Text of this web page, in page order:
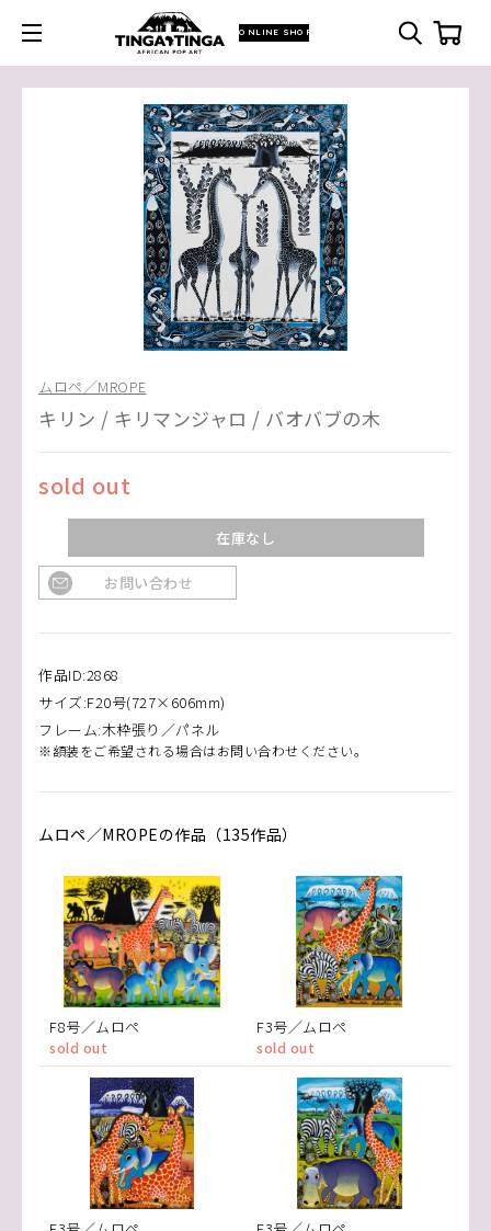
ONLINE SHOP
ムロペ／MROPE
キリン / キリマンジャロ / バオバブの木
sold out
在庫なし
お問い合わせ
作品ID:2868
サイズ:F20号(727×606mm)
フレーム:木枠張り／パネル
※額装をご希望される場合はお問い合わせください。
ムロペ／MROPEの作品（135作品）
F8号／ムロペ
sold out
F3号／ムロペ
sold out